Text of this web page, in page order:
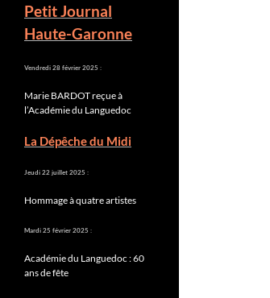
Petit Journal
Haute-Garonne
Vendredi 28 février 2025 :
Marie BARDOT reçue à
l’Académie du Languedoc
La Dépêche du Midi
Jeudi 22 juillet 2025 :
Hommage à quatre artistes
Mardi 25 février 2025 :
Académie du Languedoc : 60
ans de fête